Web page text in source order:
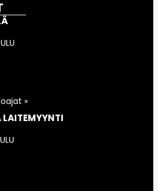
»
LAITEMYYNTI